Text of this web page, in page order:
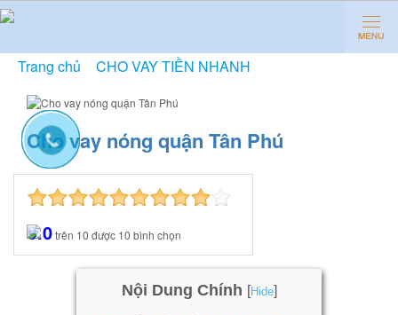
Trang chủ CHO VAY TIỀN NHANH
Cho vay nóng quận Tân Phú
9.0trên 10 được 10 bình chọn
Nội Dung Chính [Hide]